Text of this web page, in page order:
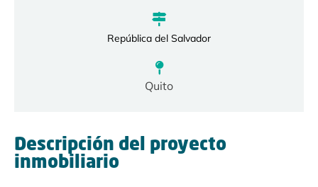
República del Salvador
Quito
Descripción del proyecto
inmobiliario